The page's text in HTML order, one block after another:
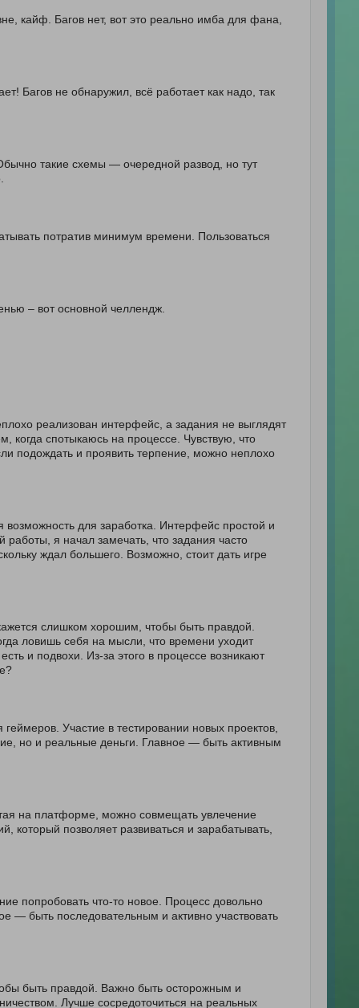
кайф. Багов нет, вот это реально имба для фана,
Багов не обнаружил, всё работает как надо, так
такие схемы — очередной развод, но тут
потратив минимум времени. Пользоваться
– вот основной челлендж.
реализован интерфейс, а задания не выглядят
когда спотыкаюсь на процессе. Чувствую, что
подождать и проявить терпение, можно неплохо
для заработка. Интерфейс простой и
работы, я начал замечать, что задания часто
ждал большего. Возможно, стоит дать игре
слишком хорошим, чтобы быть правдой.
ловишь себя на мысли, что времени уходит
и подвохи. Из-за этого в процессе возникают
Участие в тестировании новых проектов,
но и реальные деньги. Главное — быть активным
на платформе, можно совмещать увлечение
позволяет развиваться и зарабатывать,
попробовать что-то новое. Процесс довольно
— быть последовательным и активно участвовать
быть правдой. Важно быть осторожным и
Лучше сосредоточиться на реальных